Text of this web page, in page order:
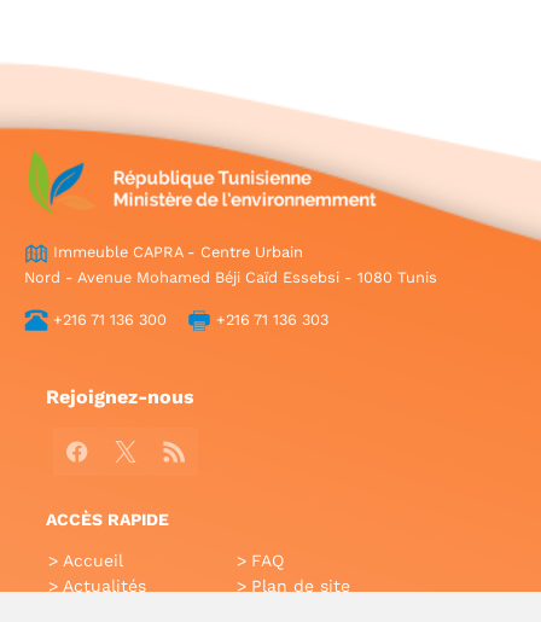
Immeuble CAPRA - Centre Urbain
Nord - Avenue Mohamed Béji Caïd Essebsi - 1080 Tunis
+216 71 136 300 +216 71 136 303
Rejoignez-nous
Facebook
X RSS
ACCÈS RAPIDE
Accueil
Actualités
FAQ
Plan de site